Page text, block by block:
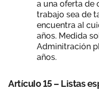
a una oferta de
trabajo sea de
encuentra al
años. Medida
Adminitración
años.
Artículo 15 – Listas